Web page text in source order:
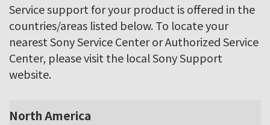
Service support for your product is offered in the
countries/areas listed below. To locate your
nearest Sony Service Center or Authorized Service
Center, please visit the local Sony Support
website.
North America